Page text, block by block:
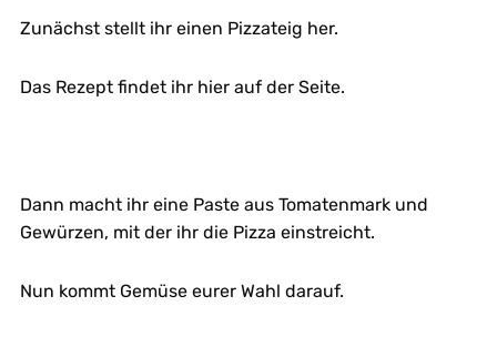
Zunächst stellt ihr einen Pizzateig her.
Das Rezept findet ihr hier auf der Seite.
Dann macht ihr eine Paste aus Tomatenmark und
Gewürzen, mit der ihr die Pizza einstreicht.
Nun kommt Gemüse eurer Wahl darauf.